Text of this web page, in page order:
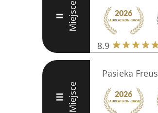
II Miejsce
8.9
III Miejsce
Pasieka Freus